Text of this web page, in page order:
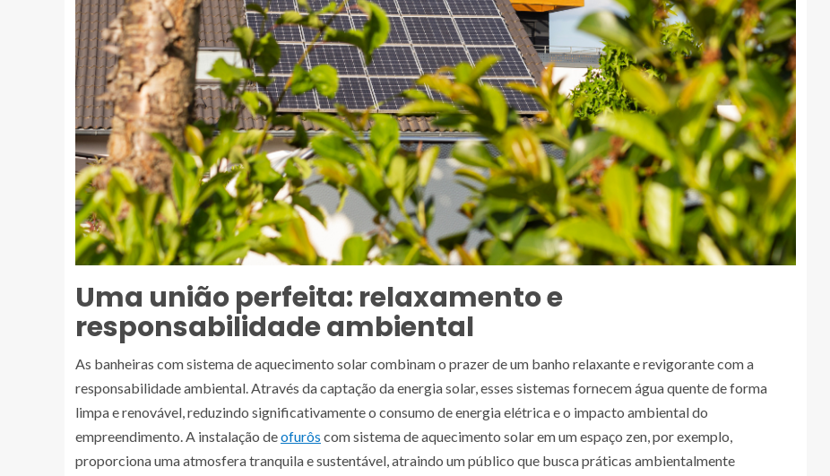
Uma união perfeita: relaxamento e
responsabilidade ambiental
As banheiras com sistema de aquecimento solar combinam o prazer de um banho relaxante e revigorante com a
responsabilidade ambiental. Através da captação da energia solar, esses sistemas fornecem água quente de forma
limpa e renovável, reduzindo significativamente o consumo de energia elétrica e o impacto ambiental do
empreendimento. A instalação deofurôs com sistema de aquecimento solar em um espaço zen, por exemplo,
proporciona uma atmosfera tranquila e sustentável, atraindo um público que busca práticas ambientalmente